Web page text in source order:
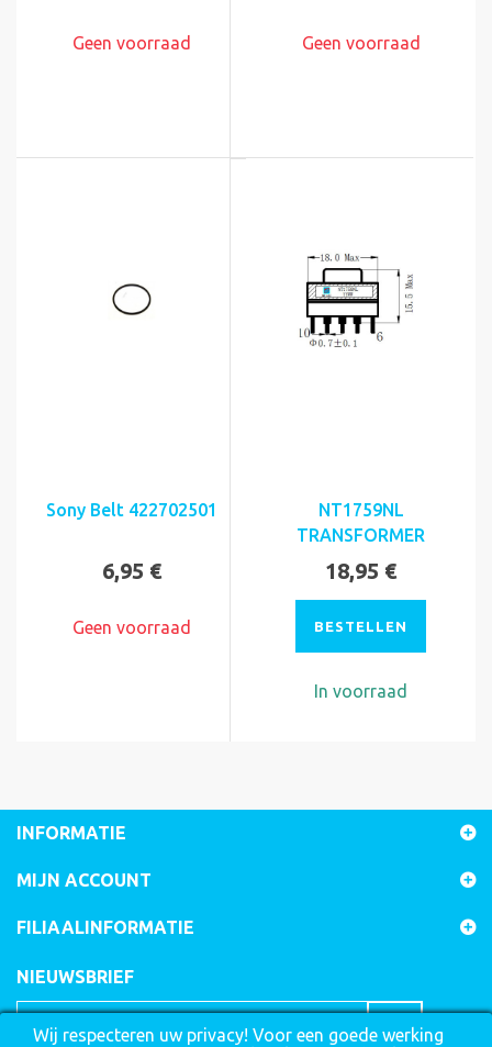
Wij respecteren uw privacy! Voor een goede werking
Geen voorraad Geen voorraad
Sony Belt 422702501
6,95 €
Geen voorraad
NT1759NL
TRANSFORMER
18,95 €
BESTELLEN
In voorraad
INFORMATIE
MIJN ACCOUNT
FILIAALINFORMATIE
NIEUWSBRIEF